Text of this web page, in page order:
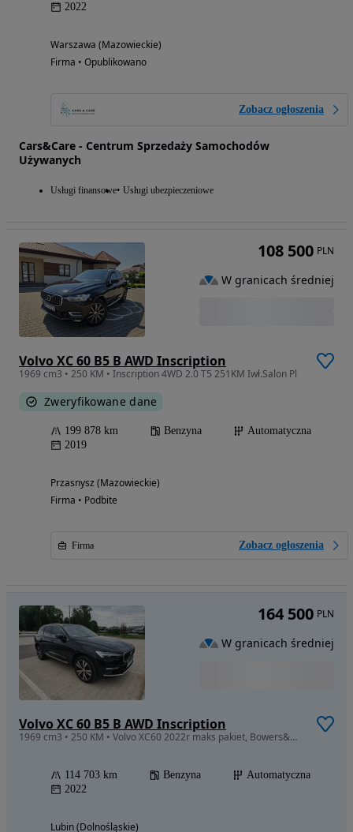
2022
Warszawa (Mazowieckie)
Firma • Opublikowano
Zobacz ogłoszenia
Cars&Care - Centrum Sprzedaży Samochodów
Używanych
Usługi finansowe Usługi ubezpieczeniowe
Volvo XC 60 B5 B AWD Inscription
1969 cm3 • 250 KM • Inscription 4WD 2.0 T5 251KM Iwł.Salon Pl
Zweryfikowane dane
199 878 km Benzyna
Automatyczna
2019
Przasnysz (Mazowieckie)
Firma • Podbite
Firma Zobacz ogłoszenia
108 500 PLN
W granicach średniej
Volvo XC 60 B5 B AWD Inscription
1969 cm3 • 250 KM • Volvo XC60 2022r maks pakiet, Bowers&Wilkins masaż pneumatyka ceramika
114 703 km Benzyna
Automatyczna
2022
Lubin (Dolnośląskie)
164 500 PLN
W granicach średniej